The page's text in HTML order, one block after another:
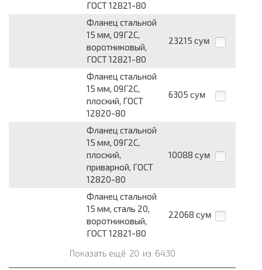
ГОСТ 12821-80
Фланец стальной
15 мм, 09Г2С,
воротниковый,
ГОСТ 12821-80
23215 сум
Фланец стальной
15 мм, 09Г2С,
плоский, ГОСТ
12820-80
6305 сум
Фланец стальной
15 мм, 09Г2С,
плоский,
приварной, ГОСТ
12820-80
10088 сум
Фланец стальной
15 мм, сталь 20,
воротниковый,
ГОСТ 12821-80
22068 сум
Показать ещё 20 из 6430